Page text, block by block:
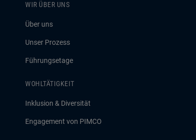
WIR ÜBER UNS
Über uns
Unser Prozess
Führungsetage
WOHLTÄTIGKEIT
Inklusion & Diversität
Engagement von PIMCO